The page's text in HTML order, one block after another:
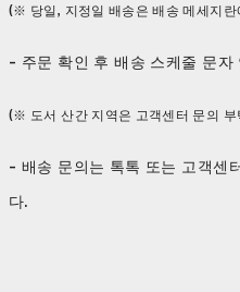
(※ 당일, 지정일 배송은 배송 메세지란
- 주문 확인 후 배송 스케줄 문자
(※ 도서 산간 지역은 고객센터 문의 부
- 배송 문의는 톡톡 또는 고객센
다.